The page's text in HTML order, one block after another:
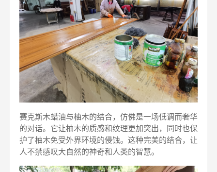
赛克斯木蜡油与柚木的结合，仿佛是一场低调而奢华
的对话。它让柚木的质感和纹理更加突出，同时也保
护了柚木免受外界环境的侵蚀。这种完美的结合，让
人不禁感叹大自然的神奇和人类的智慧。